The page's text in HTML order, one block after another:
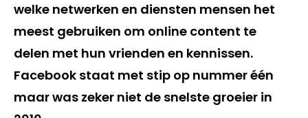
welke netwerken en diensten mensen het
meest gebruiken om online content te
delen met hun vrienden en kennissen.
Facebook staat met stip op nummer één
maar was zeker niet de snelste groeier in